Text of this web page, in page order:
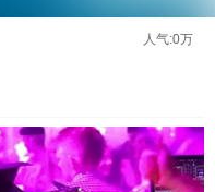
人气:0万